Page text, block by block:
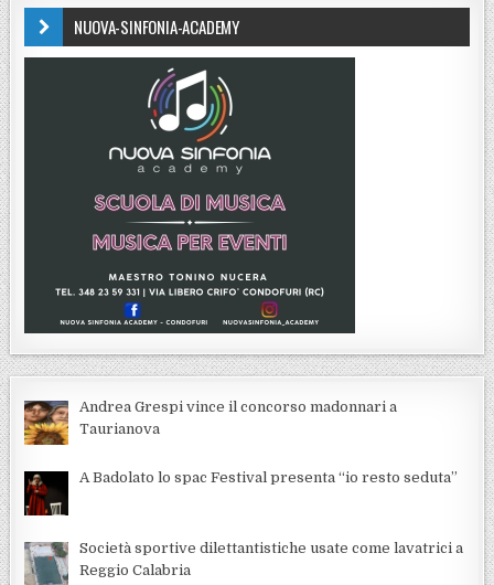
NUOVA-SINFONIA-ACADEMY
Andrea Grespi vince il concorso madonnari a
Taurianova
A Badolato lo spac Festival presenta “io resto seduta”
Società sportive dilettantistiche usate come lavatrici a
Reggio Calabria